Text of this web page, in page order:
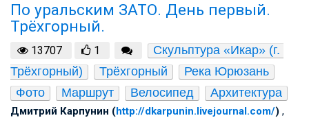
По уральским ЗАТО. День первый.
Трёхгорный.
13707 1
Скульптура «Икар» (г.
Трёхгорный)
Трёхгорный
Река Юрюзань
Фото
Маршрут Велосипед Архитектура
Дмитрий Карпунин (http://dkarpunin.livejournal.com/) ,